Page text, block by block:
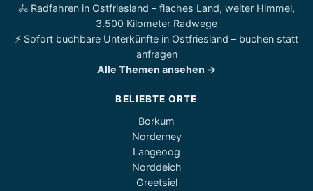
🚴 Radfahren in Ostfriesland – flaches Land, weiter Himmel,
3.500 Kilometer Radwege
⚡ Sofort buchbare Unterkünfte in Ostfriesland – buchen statt
anfragen
Alle Themen ansehen →
BELIEBTE ORTE
Borkum
Norderney
Langeoog
Norddeich
Greetsiel